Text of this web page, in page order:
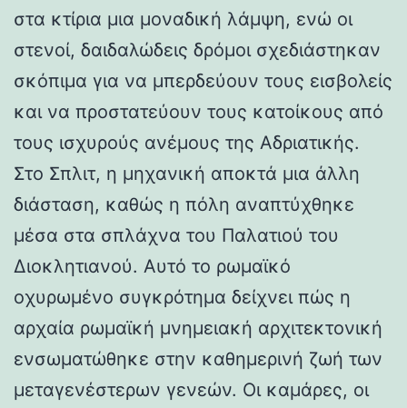
στα κτίρια μια μοναδική λάμψη, ενώ οι
στενοί, δαιδαλώδεις δρόμοι σχεδιάστηκαν
σκόπιμα για να μπερδεύουν τους εισβολείς
και να προστατεύουν τους κατοίκους από
τους ισχυρούς ανέμους της Αδριατικής.
Στο Σπλιτ, η μηχανική αποκτά μια άλλη
διάσταση, καθώς η πόλη αναπτύχθηκε
μέσα στα σπλάχνα του Παλατιού του
Διοκλητιανού. Αυτό το ρωμαϊκό
οχυρωμένο συγκρότημα δείχνει πώς η
αρχαία ρωμαϊκή μνημειακή αρχιτεκτονική
ενσωματώθηκε στην καθημερινή ζωή των
μεταγενέστερων γενεών. Οι καμάρες, οι